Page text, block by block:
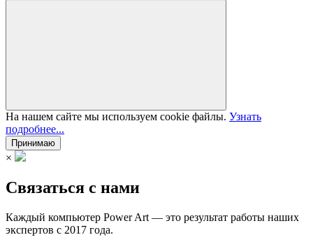
На нашем сайте мы используем cookie файлы. Узнать
подробнее...
Принимаю
×
Связаться с нами
Каждый компьютер Power Art — это результат работы наших
экспертов с 2017 года.